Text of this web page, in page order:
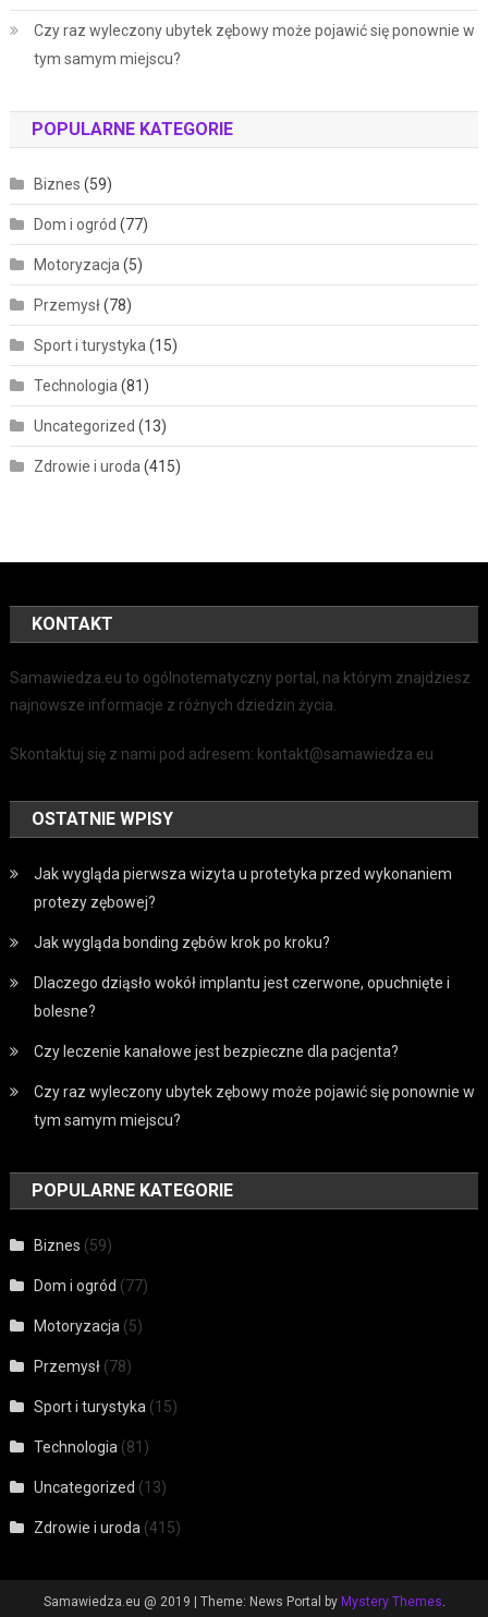
Czy raz wyleczony ubytek zębowy może pojawić się ponownie w
tym samym miejscu?
POPULARNE KATEGORIE
Biznes (59)
Dom i ogród (77)
Motoryzacja (5)
Przemysł(78)
Sport i turystyka (15)
Technologia (81)
Uncategorized (13)
Zdrowie i uroda (415)
KONTAKT
Samawiedza.eu to ogólnotematyczny portal, na którym znajdziesz
najnowsze informacje z różnych dziedzin życia.
Skontaktuj się z nami pod adresem: kontakt@samawiedza.eu
OSTATNIE WPISY
Jak wygląda pierwsza wizyta u protetyka przed wykonaniem
protezy zębowej?
Jak wygląda bonding zębów krok po kroku?
Dlaczego dziąsło wokół implantu jest czerwone, opuchnięte i
bolesne?
Czy leczenie kanałowe jest bezpieczne dla pacjenta?
Czy raz wyleczony ubytek zębowy może pojawić się ponownie w
tym samym miejscu?
POPULARNE KATEGORIE
Biznes (59)
Dom i ogród (77)
Motoryzacja (5)
Przemysł (78)
Sport i turystyka (15)
Technologia (81)
Uncategorized (13)
Zdrowie i uroda (415)
Samawiedza.eu @ 2019 | Theme: News Portal by Mystery Themes.